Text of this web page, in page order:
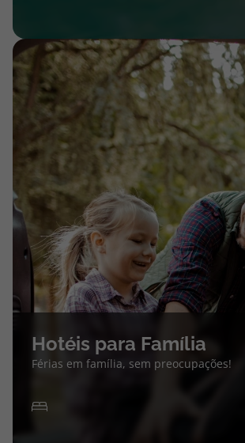
Hotéis para Família
Férias em família, sem preocupações!